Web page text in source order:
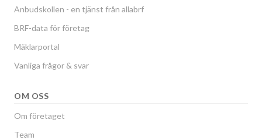
Anbudskollen - en tjänst från allabrf
BRF-data för företag
Mäklarportal
Vanliga frågor & svar
OM OSS
Om företaget
Team